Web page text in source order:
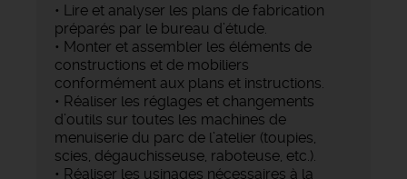
• Lire et analyser les plans de fabrication
préparés par le bureau d’étude.
• Monter et assembler les éléments de
constructions et de mobiliers
conformément aux plans et instructions.
• Réaliser les réglages et changements
d’outils sur toutes les machines de
menuiserie du parc de l’atelier (toupies,
scies, dégauchisseuse, raboteuse, etc.).
• Réaliser les usinages nécessaires à la